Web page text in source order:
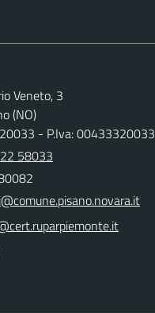
Veneto, 3
(NO)
- P.Iva: 00433320033
58033